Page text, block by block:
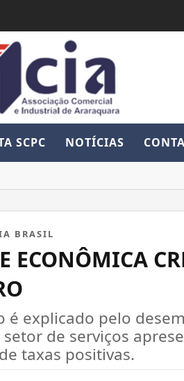
SCPC NOTÍCIAS
BRASIL
ECONÔMICA
é explicado pelo
setor de serviços
taxas positivas.